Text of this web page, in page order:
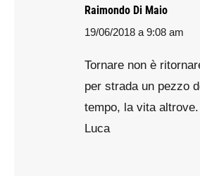
Raimondo Di Maio
says:
19/06/2018 a 9:08 am
Tornare non è
per strada un pezzo
tempo, la vita
Luca